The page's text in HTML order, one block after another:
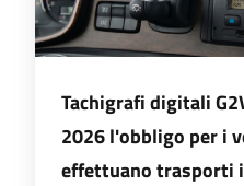
Tachigrafi digitali
2026 l'obbligo per i
effettuano trasporti